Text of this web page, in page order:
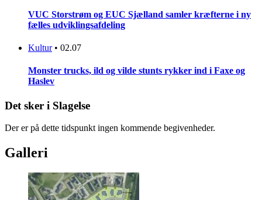
VUC Storstrøm og EUC Sjælland samler kræfterne i ny
fælles udviklingsafdeling
Kultur • 02.07
Monster trucks, ild og vilde stunts rykker ind i Faxe og
Haslev
Det sker i Slagelse
Der er på dette tidspunkt ingen kommende begivenheder.
Galleri